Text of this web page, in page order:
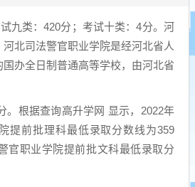
九类：420分；考试十类：4分。河
北司法警官职业学院是经河北省人
国办全日制普通高等学校，由河北省
。根据查询高升学网 显示，2022年
提前批理科最低录取分数线为359
官职业学院提前批文科最低录取分